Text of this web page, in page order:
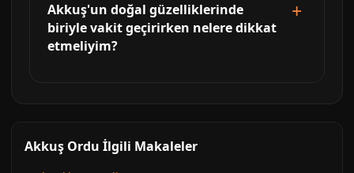
Akkuş'un doğal güzelliklerinde
biriyle vakit geçirirken nelere dikkat
etmeliyim?
Akkuş Ordu İlgili Makaleler